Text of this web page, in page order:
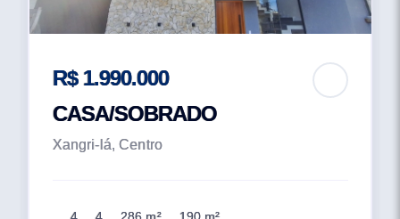
R$ 1.990.000
CASA/SOBRADO
Xangri-lá, Centro
4 4 286 m² 190 m²